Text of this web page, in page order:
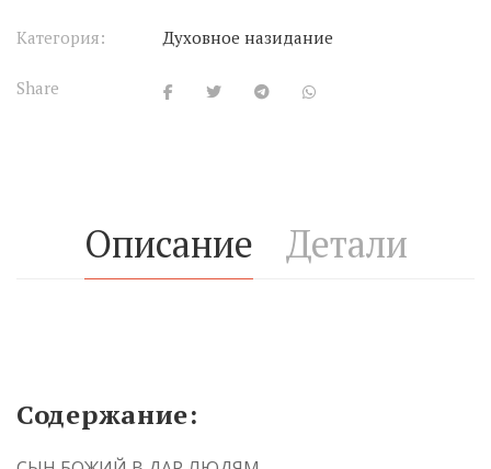
Категория: Духовное назидание
Share
Описание Детали
Содержание: